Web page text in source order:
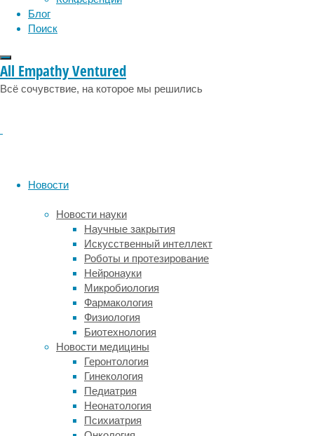
Блог
Поиск
All Empathy Ventured
Всё сочувствие, на которое мы решились
Новости
Новости науки
Научные закрытия
Искусственный интеллект
Роботы и протезирование
Нейронауки
Микробиология
Фармакология
Физиология
Биотехнология
Новости медицины
Геронтология
Гинекология
Педиатрия
Неонатология
Психиатрия
аутоиммунная
аутоиммунные
расстройства
и
и
и
там
причина
проблемы
излишне
бдительный
иммунитет,
излишне
настолько,
что
все
может
закончиться
смертью.